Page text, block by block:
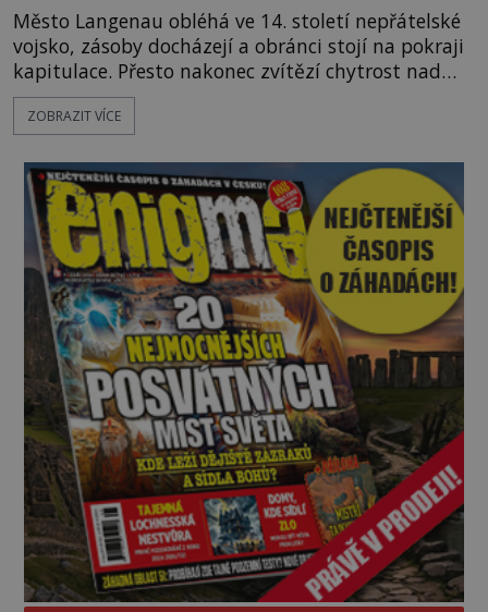
Město Langenau obléhá ve 14. století nepřátelské
vojsko, zásoby docházejí a obránci stojí na pokraji
kapitulace. Přesto nakonec zvítězí chytrost nad
hrubou silou. Podle staré německé legendy vypustí
obyvatelé za hradby dobře živeného králíka, aby
dost. Čas pracuje pro obléhatele. Ve městě ubývají
zásoby a každý den znamená další porci strádá
ZOBRAZIT VÍCE